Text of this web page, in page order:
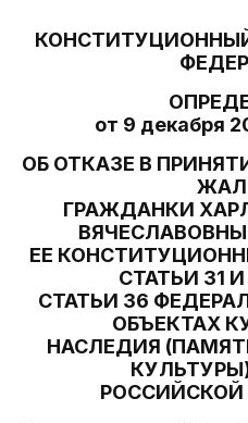
от 9 декабря
ОБ ОТКАЗЕ В
ГРАЖДАНКИ
ЕЕ
СТАТЬИ 31
СТАТЬИ 36
ОБЪЕКТАХ
НАСЛЕДИЯ